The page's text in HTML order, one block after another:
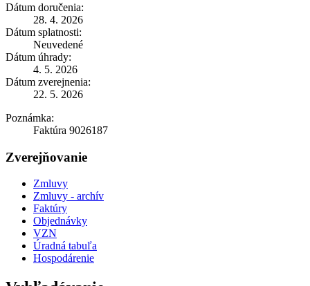
Dátum doručenia:
28. 4. 2026
Dátum splatnosti:
Neuvedené
Dátum úhrady:
4. 5. 2026
Dátum zverejnenia:
22. 5. 2026
Poznámka:
Faktúra 9026187
Zverejňovanie
Zmluvy
Zmluvy - archív
Faktúry
Objednávky
VZN
Úradná tabuľa
Hospodárenie